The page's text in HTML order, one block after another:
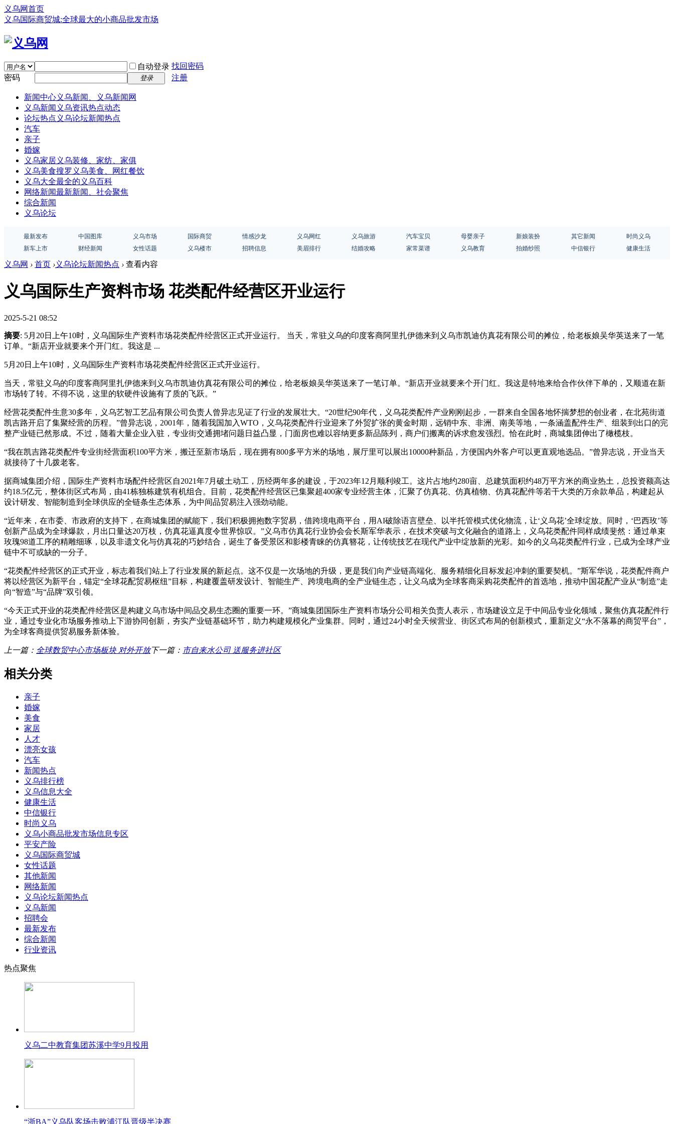
义乌网首页
义乌国际商贸城:全球最大的小商品批发市场
自动登录 找回密码
密码
登录 注册
新闻中心义乌新闻、义乌新闻网
义乌新闻 义乌资讯热点动态
论坛热点 义乌论坛新闻热点
汽车
亲子
婚嫁
义乌家居义乌装修、家纺、家俱
义乌美食搜罗义乌美食、网红餐饮
义乌大全最全的义乌百科
网络新闻最新新闻、社会聚焦
综合新闻
义乌论坛
最新发布 中国图库 义乌市场 国际商贸 情感沙龙 义乌网红 义乌旅游 汽车宝贝 母婴亲子 新娘装扮 其它新闻
时尚义乌
新车上市
财经新闻 女性话题 义乌楼市 招聘信息 美眉排行 结婚攻略 家常菜谱 义乌教育 拍婚纱照 中信银行 健康生活
义乌网 › 首页 ›义乌论坛新闻热点 › 查看内容
义乌国际生产资料市场 花类配件经营区开业运行
2025-5-21 08:52
摘要: 5月20日上午10时，义乌国际生产资料市场花类配件经营区正式开业运行。 当天，常驻义乌的印度客商阿里扎伊德来到义乌市凯迪仿真花有限公司的摊位，给老板娘吴华英送来了一笔
订单。“新店开业就要来个开门红。我这是 ...
5月20日上午10时，义乌国际生产资料市场花类配件经营区正式开业运行。
当天，常驻义乌的印度客商阿里扎伊德来到义乌市凯迪仿真花有限公司的摊位，给老板娘吴华英送来了一笔订单。“新店开业就要来个开门红。我这是特地来给合作伙伴下单的，又顺道在新
市场转了转。不得不说，这里的软硬件设施有了质的飞跃。”
经营花类配件生意30多年，义乌艺智工艺品有限公司负责人曾异志见证了行业的发展壮大。“20世纪90年代，义乌花类配件产业刚刚起步，一群来自全国各地怀揣梦想的创业者，在北苑街道
凯吉路开启了集聚经营的历程。”曾异志说，2001年，随着我国加入WTO，义乌花类配件行业迎来了外贸扩张的黄金时期，远销中东、非洲、南美等地，一条涵盖配件生产、组装到出口的完
整产业链已然形成。不过，随着大量企业入驻，专业街交通拥堵问题日益凸显，门面房也难以容纳更多新品陈列，商户们搬离的诉求愈发强烈。恰在此时，商城集团伸出了橄榄枝。
“我在凯吉路花类配件专业街经营面积100平方米，搬迁至新市场后，现在拥有800多平方米的场地，展厅里可以展出10000种新品，方便国内外客户可以更直观地选品。”曾异志说，开业当天
就接待了十几拨老客。
据商城集团介绍，国际生产资料市场配件经营区自2021年7月破土动工，历经两年多的建设，于2023年12月顺利竣工。这片占地约280亩、总建筑面积约48万平方米的商业热土，总投资额高达
约18.5亿元，整体街区式布局，由41栋独栋建筑有机组合。目前，花类配件经营区已集聚超400家专业经营主体，汇聚了仿真花、仿真植物、仿真花配件等若干大类的万余款单品，构建起从
设计研发、智能制造到全球供应的全链条生态体系，为中间品贸易注入强劲动能。
“近年来，在市委、市政府的支持下，在商城集团的赋能下，我们积极拥抱数字贸易，借跨境电商平台，用AI破除语言壁垒、以半托管模式优化物流，让‘义乌花’全球绽放。同时，‘巴西玫’等
创新产品成为全球爆款，月出口量达20万枝，仿真花逼真度令世界惊叹。”义乌市仿真花行业协会会长斯军华表示，在技术突破与文化融合的道路上，义乌花类配件同样成绩斐然：通过单束
玫瑰98道工序的精雕细琢，以及非遗文化与仿真花的巧妙结合，诞生了备受景区和影楼青睐的仿真簪花，让传统技艺在现代产业中绽放新的光彩。如今的义乌花类配件行业，已成为全球产业
链中不可或缺的一分子。
“花类配件经营区的正式开业，标志着我们站上了行业发展的新起点。这不仅是一次场地的升级，更是我们向产业链高端化、服务精细化目标发起冲刺的重要契机。”斯军华说，花类配件商户
将以经营区为新平台，锚定“全球花配贸易枢纽”目标，构建覆盖研发设计、智能生产、跨境电商的全产业链生态，让义乌成为全球客商采购花类配件的首选地，推动中国花配产业从“制造”走
向“智造”与“品牌”双引领。
“今天正式开业的花类配件经营区是构建义乌市场中间品交易生态圈的重要一环。”商城集团国际生产资料市场分公司相关负责人表示，市场建设立足于中间品专业化领域，聚焦仿真花配件行
业，通过专业化市场服务推动上下游协同创新，夯实产业链基础环节，助力构建规模化产业集群。同时，通过24小时全天候营业、街区式布局的创新模式，重新定义“永不落幕的商贸平台”，
为全球客商提供贸易服务新体验。
上一篇： 全球数贸中心市场板块 对外开放下一篇： 市自来水公司 送服务进社区
相关分类
亲子
婚嫁
美食
家居
人才
漂亮女孩
汽车
新闻热点
义乌排行榜
义乌信息大全
健康生活
中信银行
时尚义乌
义乌小商品批发市场信息专区
平安产险
义乌国际商贸城
女性话题
其他新闻
网络新闻
义乌论坛新闻热点
义乌新闻
招聘会
最新发布
综合新闻
行业资讯
热点聚焦
义乌二中教育集团苏溪中学9月投用
“浙BA”义乌队客场击败浦江队晋级半决赛